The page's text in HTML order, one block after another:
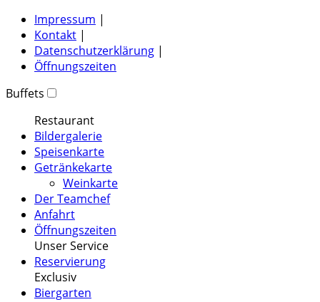
Impressum |
Kontakt |
Datenschutzerklärung |
Öffnungszeiten
Buffets
Restaurant
Bildergalerie
Speisenkarte
Getränkekarte
Weinkarte
Der Teamchef
Anfahrt
Öffnungszeiten
Unser Service
Reservierung
Exclusiv
Biergarten